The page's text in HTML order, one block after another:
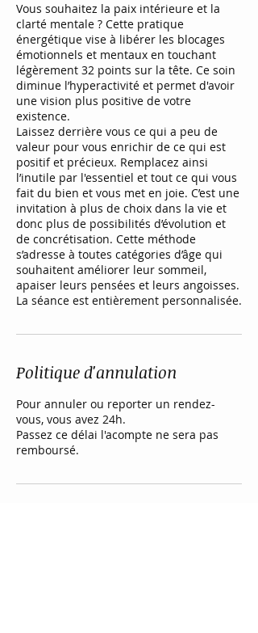
Vous souhaitez la paix intérieure et la
clarté mentale ? Cette pratique
énergétique vise à libérer les blocages
émotionnels et mentaux en touchant
légèrement 32 points sur la tête. Ce soin
diminue l’hyperactivité et permet d'avoir
une vision plus positive de votre
existence.
Laissez derrière vous ce qui a peu de
valeur pour vous enrichir de ce qui est
positif et précieux. Remplacez ainsi
l’inutile par l'essentiel et tout ce qui vous
fait du bien et vous met en joie. C’est une
invitation à plus de choix dans la vie et
donc plus de possibilités d’évolution et
de concrétisation. Cette méthode
s’adresse à toutes catégories d’âge qui
souhaitent améliorer leur sommeil,
apaiser leurs pensées et leurs angoisses.
La séance est entièrement personnalisée.
Politique d'annulation
Pour annuler ou reporter un rendez-
vous, vous avez 24h.
Passez ce délai l'acompte ne sera pas
remboursé.